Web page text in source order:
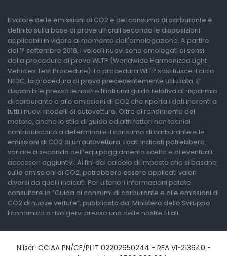
Il valore delle emissioni di CO2 e del consumo di carburante è
definito sulla base di prove ufficiali secondo le disposizioni
applicabili in vigore al momento dell'omologazione. A partire
dal 1° settembre 2018, i veicoli nuovi sono omologati ai sensi
della procedura di prova WLTP (Worldwide Harmonized Light
Vehicles Test Procedure). La procedura WLTP sostituisce il ciclo
NEDC, la procedura di prova precedentemente utilizzata. E’
disponibile presso le nostre filiali una guida relativa al risparmio
di carburante e alle emissioni di CO2 che riporta i dati inerenti a
tutti i nuovi modelli di autovetture. Oltre al rendimento del
motore, anche lo stile di guida ed altri fattori non tecnici
contribuiscono a determinare il consumo di carburante e le
emissioni di CO2 di un’autovettura. I dati indicati potrebbero
variare a seconda dell’equipaggiamento scelto e di eventuali
accessori aggiuntivi. Ai fini del calcolo di imposte che si basano
sulle emissioni di CO2, potrebbero essere applicati valori
diversi da quelli indicati. Per ulteriori informazioni potete
consultare la “Guida ai consumi di carburante e alle emissioni di
CO2 di nuove vetture”, pubblicata dal Ministero dello Sviluppo
Economico o rivolgervi presso una delle nostre filiali.
N.Iscr. CCIAA PN/CF/PI IT 02202650244 - REA VI-213640 -